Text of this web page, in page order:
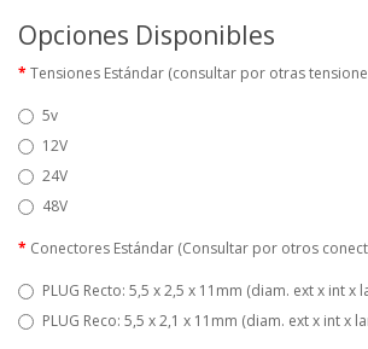
Opciones Disponibles
Tensiones Estándar (consultar por otras
5v
12V
24V
48V
Conectores Estándar (Consultar por otros
PLUG Recto: 5,5 x 2,5 x 11mm (diam. ext x int x
PLUG Reco: 5,5 x 2,1 x 11mm (diam. ext x int x